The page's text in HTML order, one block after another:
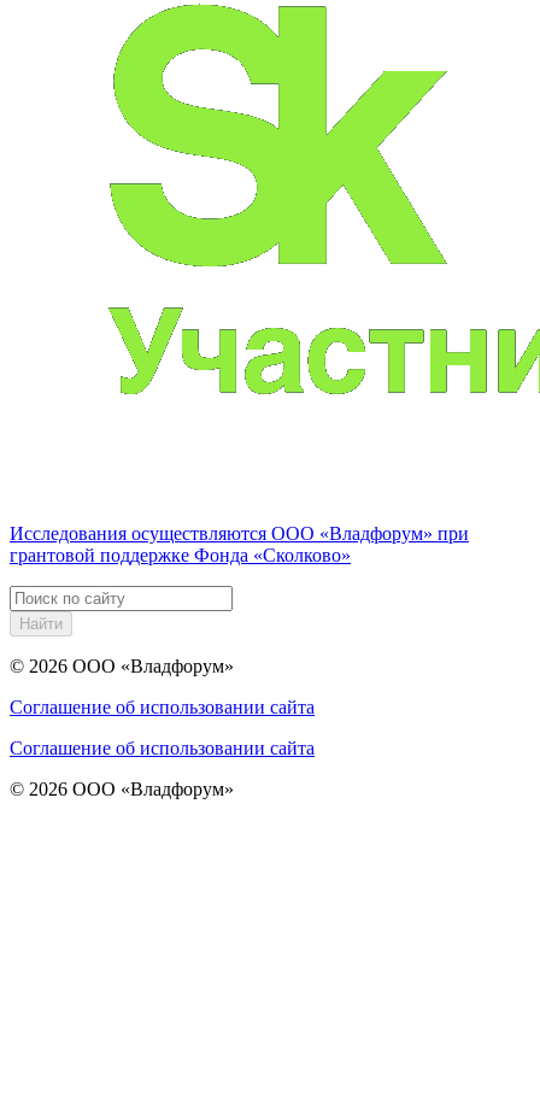
Исследования осуществляются ООО «Владфорум» при
грантовой поддержке Фонда «Сколково»
Найти
© 2026 ООО «Владфорум»
Соглашение об использовании сайта
Соглашение об использовании сайта
© 2026 ООО «Владфорум»